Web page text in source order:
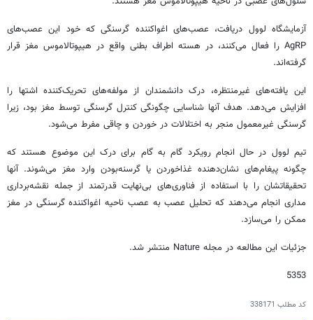
آزمایشگاه لوول دریافت، عصب‌های اغواکننده گرسنگی که خود این عصب‌های
AgRP را فعال می‌کنند، در هسته‌ اﻃﺮاف ‫ﺑﻄﻨﯽ واقع در هیپوتالاموس مغز قرار
گرفته‌اند.
این یافته‌های غیرمنتظره، درک دانشمندان از مولفه‌های تحریک‌کننده اشتها را
افزایش می‌دهد. هدف آنها شناسایی چگونگی کنترل گرسنگی توسط مغز بود، زیرا
گرسنگی غیرمعمول منجر به اختلالات در خوردن و چاقی مفرط می‌شود.
تیم لوول در حال انجام رویکرد گام به گام برای درک این موضوع هستند که
چگونه پیغام‌های نشان‌دهنده غذاخوردن یا گرسنه‌بودن وارد مغز می‌شوند. آنها
تحقیقاتشان را با استفاده از فناوری‌های بی‌نهایت قدرتمند از جمله نقشه‌برداری
مداری انجام می‌دهند که تحلیل عصب به عصب ناحیه اغواکننده گرسنگی در مغز
ممکن را می‌سازد.
جزئیات این مطالعه در مجله Nature منتشر شد.
5353
کد مطلب 338171